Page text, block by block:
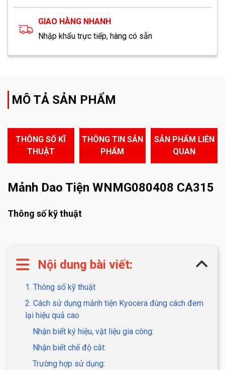
GIAO HÀNG NHANH
Nhập khẩu trực tiếp, hàng có sẵn
MÔ TẢ SẢN PHẨM
THÔNG SỐ KĨ
THUẬT
THÔNG TIN SẢN
PHẨM
SẢN PHẨM LIÊN
QUAN
Mảnh Dao Tiện WNMG080408 CA315
Thông số kỹ thuật
Nội dung bài viết:
1. Thông số kỹ thuật
2. Cách sử dụng mảnh tiện Kyocera đúng cách đem
lại hiệu quả cao
Nhận biết ký hiệu, vật liệu gia công:
Nhận biết chế độ cắt:
Trường hợp sử dụng: